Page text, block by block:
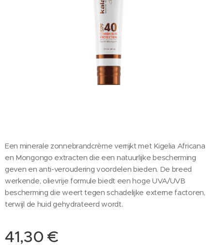
Een minerale zonnebrandcrème verrijkt met Kigelia Africana
en Mongongo extracten die een natuurlijke bescherming
geven en anti-veroudering voordelen bieden. De breed
werkende, olievrije formule biedt een hoge UVA/UVB
bescherming die weert tegen schadelijke externe factoren,
terwijl de huid gehydrateerd wordt.
41,30 €